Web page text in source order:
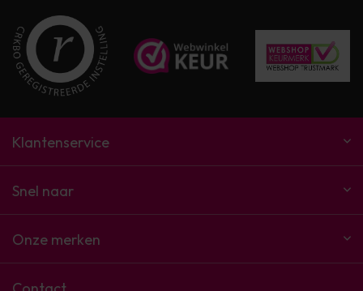
Klantenservice
Snel naar
Onze merken